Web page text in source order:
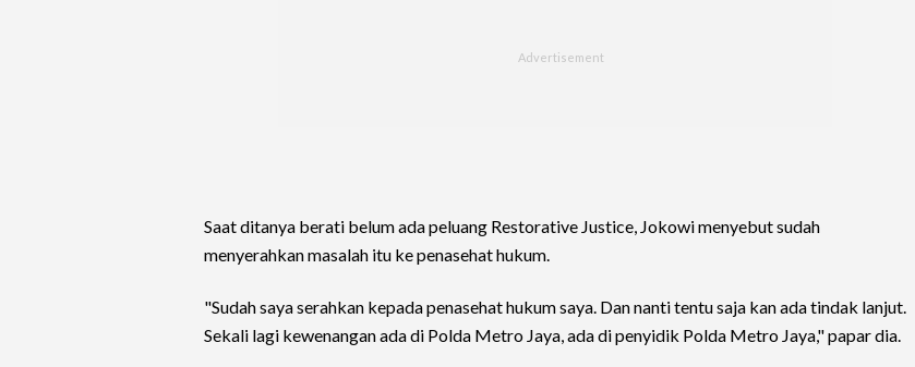
Saat ditanya berati belum ada peluang Restorative Justice, Jokowi menyebut sudah
menyerahkan masalah itu ke penasehat hukum.
"Sudah saya serahkan kepada penasehat hukum saya. Dan nanti tentu saja kan ada tindak lanjut.
Sekali lagi kewenangan ada di Polda Metro Jaya, ada di penyidik Polda Metro Jaya," papar dia.